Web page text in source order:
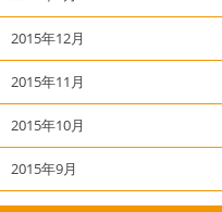
2015年12月
2015年11月
2015年10月
2015年9月